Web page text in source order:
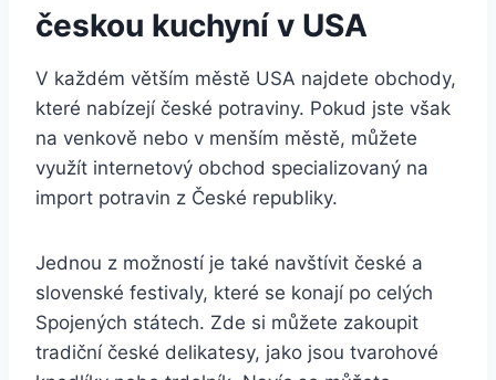
českou kuchyní v USA
V každém větším městě USA najdete obchody,
které nabízejí české potraviny. Pokud jste však
na venkově nebo v menším městě, můžete
využít internetový obchod specializovaný na
import potravin z České republiky.
Jednou z možností je také navštívit české a
slovenské festivaly, které se konají po celých
Spojených státech. Zde si můžete zakoupit
tradiční české delikatesy, jako jsou tvarohové